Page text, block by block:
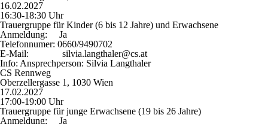
16.02.2027
16:30-18:30 Uhr
Trauergruppe für Kinder (6 bis 12 Jahre) und Erwachsene
Anmeldung: Ja
Telefonnumer: 0660/9490702
E-Mail:
silvia.langthaler@cs.at
Info: Ansprechperson: Silvia Langthaler
CS Rennweg
Oberzellergasse 1, 1030 Wien
17.02.2027
17:00-19:00 Uhr
Trauergruppe für junge Erwachsene (19 bis 26 Jahre)
Anmeldung: Ja